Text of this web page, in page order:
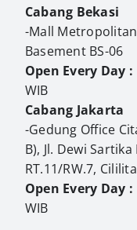
Cabang Bekasi
-Mall
Basement BS-06
Open Every Day :
WIB
Cabang Jakarta
-Gedung Office
B), Jl. Dewi Sartika
RT.11/RW.7,
Open Every Day :
WIB